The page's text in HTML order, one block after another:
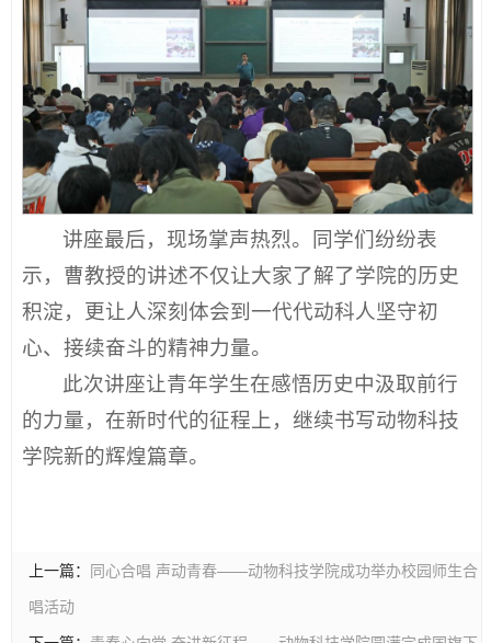
讲座最后，现场掌声热烈。同学们纷纷表
示，曹教授的讲述不仅让大家了解了学院的历史
积淀，更让人深刻体会到一代代动科人坚守初
心、接续奋斗的精神力量。
此次讲座让青年学生在感悟历史中汲取前行
的力量，在新时代的征程上，继续书写动物科技
学院新的辉煌篇章。
上一篇： 同心合唱 声动青春——动物科技学院成功举办校园师生合
唱活动